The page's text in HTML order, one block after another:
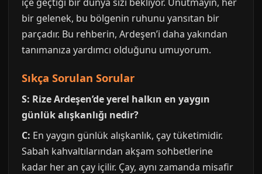
bir gelenek, bu bölgenin ruhunu yansıtan bir
parçadır. Bu rehberin, Ardeşen’i daha yakından
tanımanıza yardımcı olduğunu umuyorum.
Sıkça Sorulan Sorular
S: Rize Ardeşen’de yerel halkın en yaygın
günlük alışkanlığı nedir?
C: En yaygın günlük alışkanlık, çay tüketimidir.
Sabah kahvaltılarından akşam sohbetlerine
kadar her an çay içilir. Çay, aynı zamanda misafir